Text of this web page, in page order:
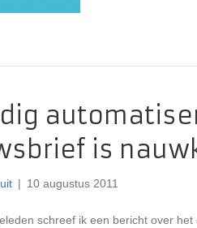
is
| 10 augustus 2011
schreef ik een bericht over